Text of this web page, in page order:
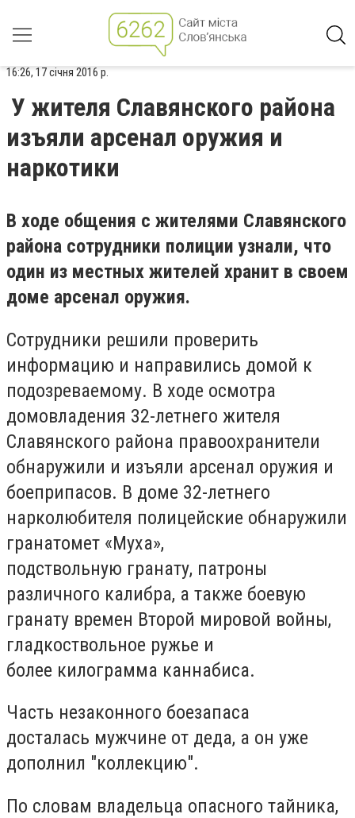
16:26, 17 січня 2016 р.
У жителя Славянского района
изъяли арсенал оружия и
наркотики
В ходе общения с жителями Славянского
района сотрудники полиции узнали, что
один из местных жителей хранит в своем
доме арсенал оружия.
Сотрудники решили проверить
информацию и направились домой к
подозреваемому. В ходе осмотра
домовладения 32-летнего жителя
Славянского района правоохранители
обнаружили и изъяли арсенал оружия и
боеприпасов. В доме 32-летнего
нарколюбителя полицейские обнаружили
гранатомет «Муха»,
подствольную гранату, патроны
различного калибра, а также боевую
гранату времен Второй мировой войны,
гладкоствольное ружье и
более килограмма каннабиса.
Часть незаконного боезапаса
досталась мужчине от деда, а он уже
дополнил "коллекцию".
По словам владельца опасного тайника,